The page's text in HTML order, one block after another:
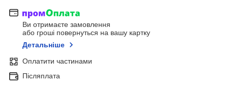
Ви отримаєте замовлення
або гроші повернуться на вашу картку
Детальніше
Оплатити частинами
Післяплата